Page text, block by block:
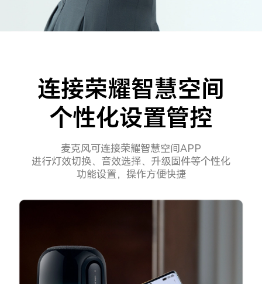
连接荣耀智慧空间
个性化设置管控
麦克风可连接荣耀智慧空间APP
进行灯效切换、音效选择、升级固件等个性化
功能设置，操作方便快捷